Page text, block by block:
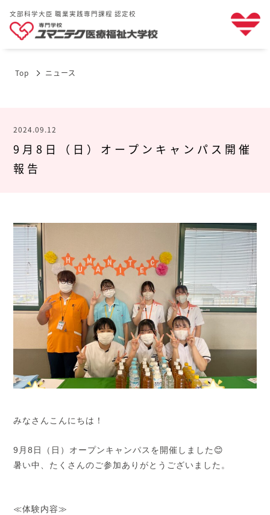
文部科学大臣 職業実践専門課程 認定校
Top ニュース
2024.09.12
9月8日（日）オープンキャンパス開催
報告
みなさんこんにちは！
9月8日（日）オープンキャンパスを開催しました😊
暑い中、たくさんのご参加ありがとうございました。
≪体験内容≫